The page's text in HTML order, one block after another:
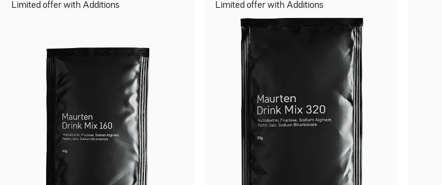
Limited offer with Additions Limited offer with Additions